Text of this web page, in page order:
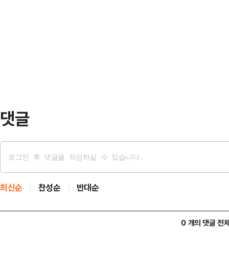
댓글
최신순 찬성순 반대순
0 개의 댓글 전